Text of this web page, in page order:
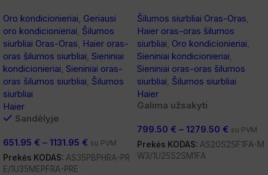
Oro kondicionieriai, Geriausi
oro kondicionieriai, Šilumos
siurbliai Oras-Oras, Haier oras-
oras šilumos siurbliai, Sieniniai
kondicionieriai, Sieniniai oras-
oras šilumos siurbliai, Šilumos
siurbliai
Haier
Sandėlyje
651.95 € – 1131.95 € su PVM
Prekės KODAS: AS35PBPHRA-PR
E/1U35MEPFRA-PRE
Šilumos siurbliai Oras-Oras,
Haier oras-oras šilumos
siurbliai, Oro kondicionieriai,
Sieniniai kondicionieriai,
Sieniniai oras-oras šilumos
siurbliai, Šilumos siurbliai
Haier
Galima užsakyti
799.50 € – 1279.50 € su PVM
Prekės KODAS: AS20S2SF1FA-M
W3/1U25S2SM1FA